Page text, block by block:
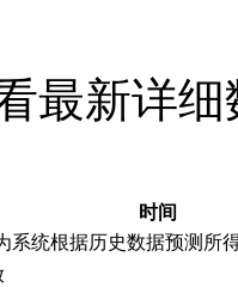
最新详细
时间
系统根据历史数据预测所